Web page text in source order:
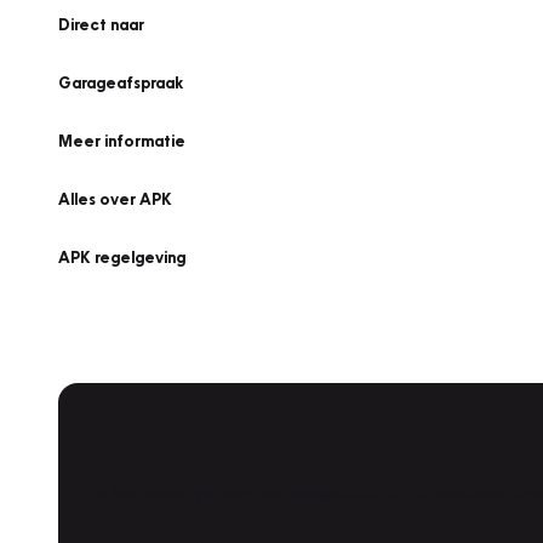
Direct naar
Garageafspraak
Meer informatie
Alles over APK
APK regelgeving